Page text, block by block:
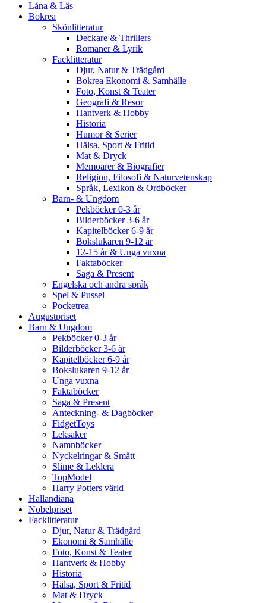
Låna & Läs
Bokrea
Skönlitteratur
Deckare & Thrillers
Romaner & Lyrik
Facklitteratur
Djur, Natur & Trädgård
Bokrea Ekonomi & Samhälle
Foto, Konst & Teater
Geografi & Resor
Hantverk & Hobby
Historia
Humor & Serier
Hälsa, Sport & Fritid
Mat & Dryck
Memoarer & Biografier
Religion, Filosofi & Naturvetenskap
Språk, Lexikon & Ordböcker
Barn- & Ungdom
Pekböcker 0-3 år
Bilderböcker 3-6 år
Kapitelböcker 6-9 år
Bokslukaren 9-12 år
12-15 år & Unga vuxna
Faktaböcker
Saga & Present
Engelska och andra språk
Spel & Pussel
Pocketrea
Augustpriset
Barn & Ungdom
Pekböcker 0-3 år
Bilderböcker 3-6 år
Kapitelböcker 6-9 år
Bokslukaren 9-12 år
Unga vuxna
Faktaböcker
Saga & Present
Anteckning- & Dagböcker
FidgetToys
Leksaker
Namnböcker
Nyckelringar & Smått
Slime & Leklera
TopModel
Harry Potters värld
Hallandiana
Nobelpriset
Facklitteratur
Djur, Natur & Trädgård
Ekonomi & Samhälle
Foto, Konst & Teater
Hantverk & Hobby
Historia
Hälsa, Sport & Fritid
Mat & Dryck